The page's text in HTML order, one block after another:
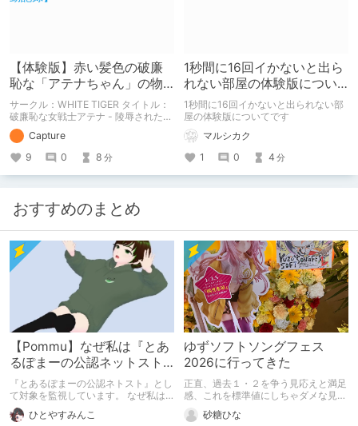
【体験版】赤い髪色の破廉
恥な「アテナちゃん」の物
語【行動記録】
サークル：WHITE TIGER タイトル：
破廉恥な女戦士アテナ - 陵辱された乙
女た(体験版) 予告開始日：2020年12
月09日 予告作品の体験版の内容を中
心に紹介しているまとめ記事です。
体験版の「ネタバレ」を含んだ内容を
まとめているので、苦手な方は注意し
Capture
9
0 8 分
1秒間に16回イかないと出ら
れない部屋の体験版につい
て
1秒間に16回イかないと出られない部
屋の体験版についてです
マルシカク
1
0 4 分
おすすめのまとめ
【Pommu】なぜ私は『とあ
るぽまーの公認ネットスト
ーカー』になったのか【出
会い編】
『とあるぽまーの公認ネトスト』とし
て対象を監視しています。 なぜ私は
このような行動をとるに至ったのか。
これまでのあゆみを振り返ります。
ひとやすみんこ
ゆずソフトソングフェス
2026に行ってきた
正直、過去１・２を争う見応えと満足
感、これを標準値にしちゃダメな見本
砂糖ひな